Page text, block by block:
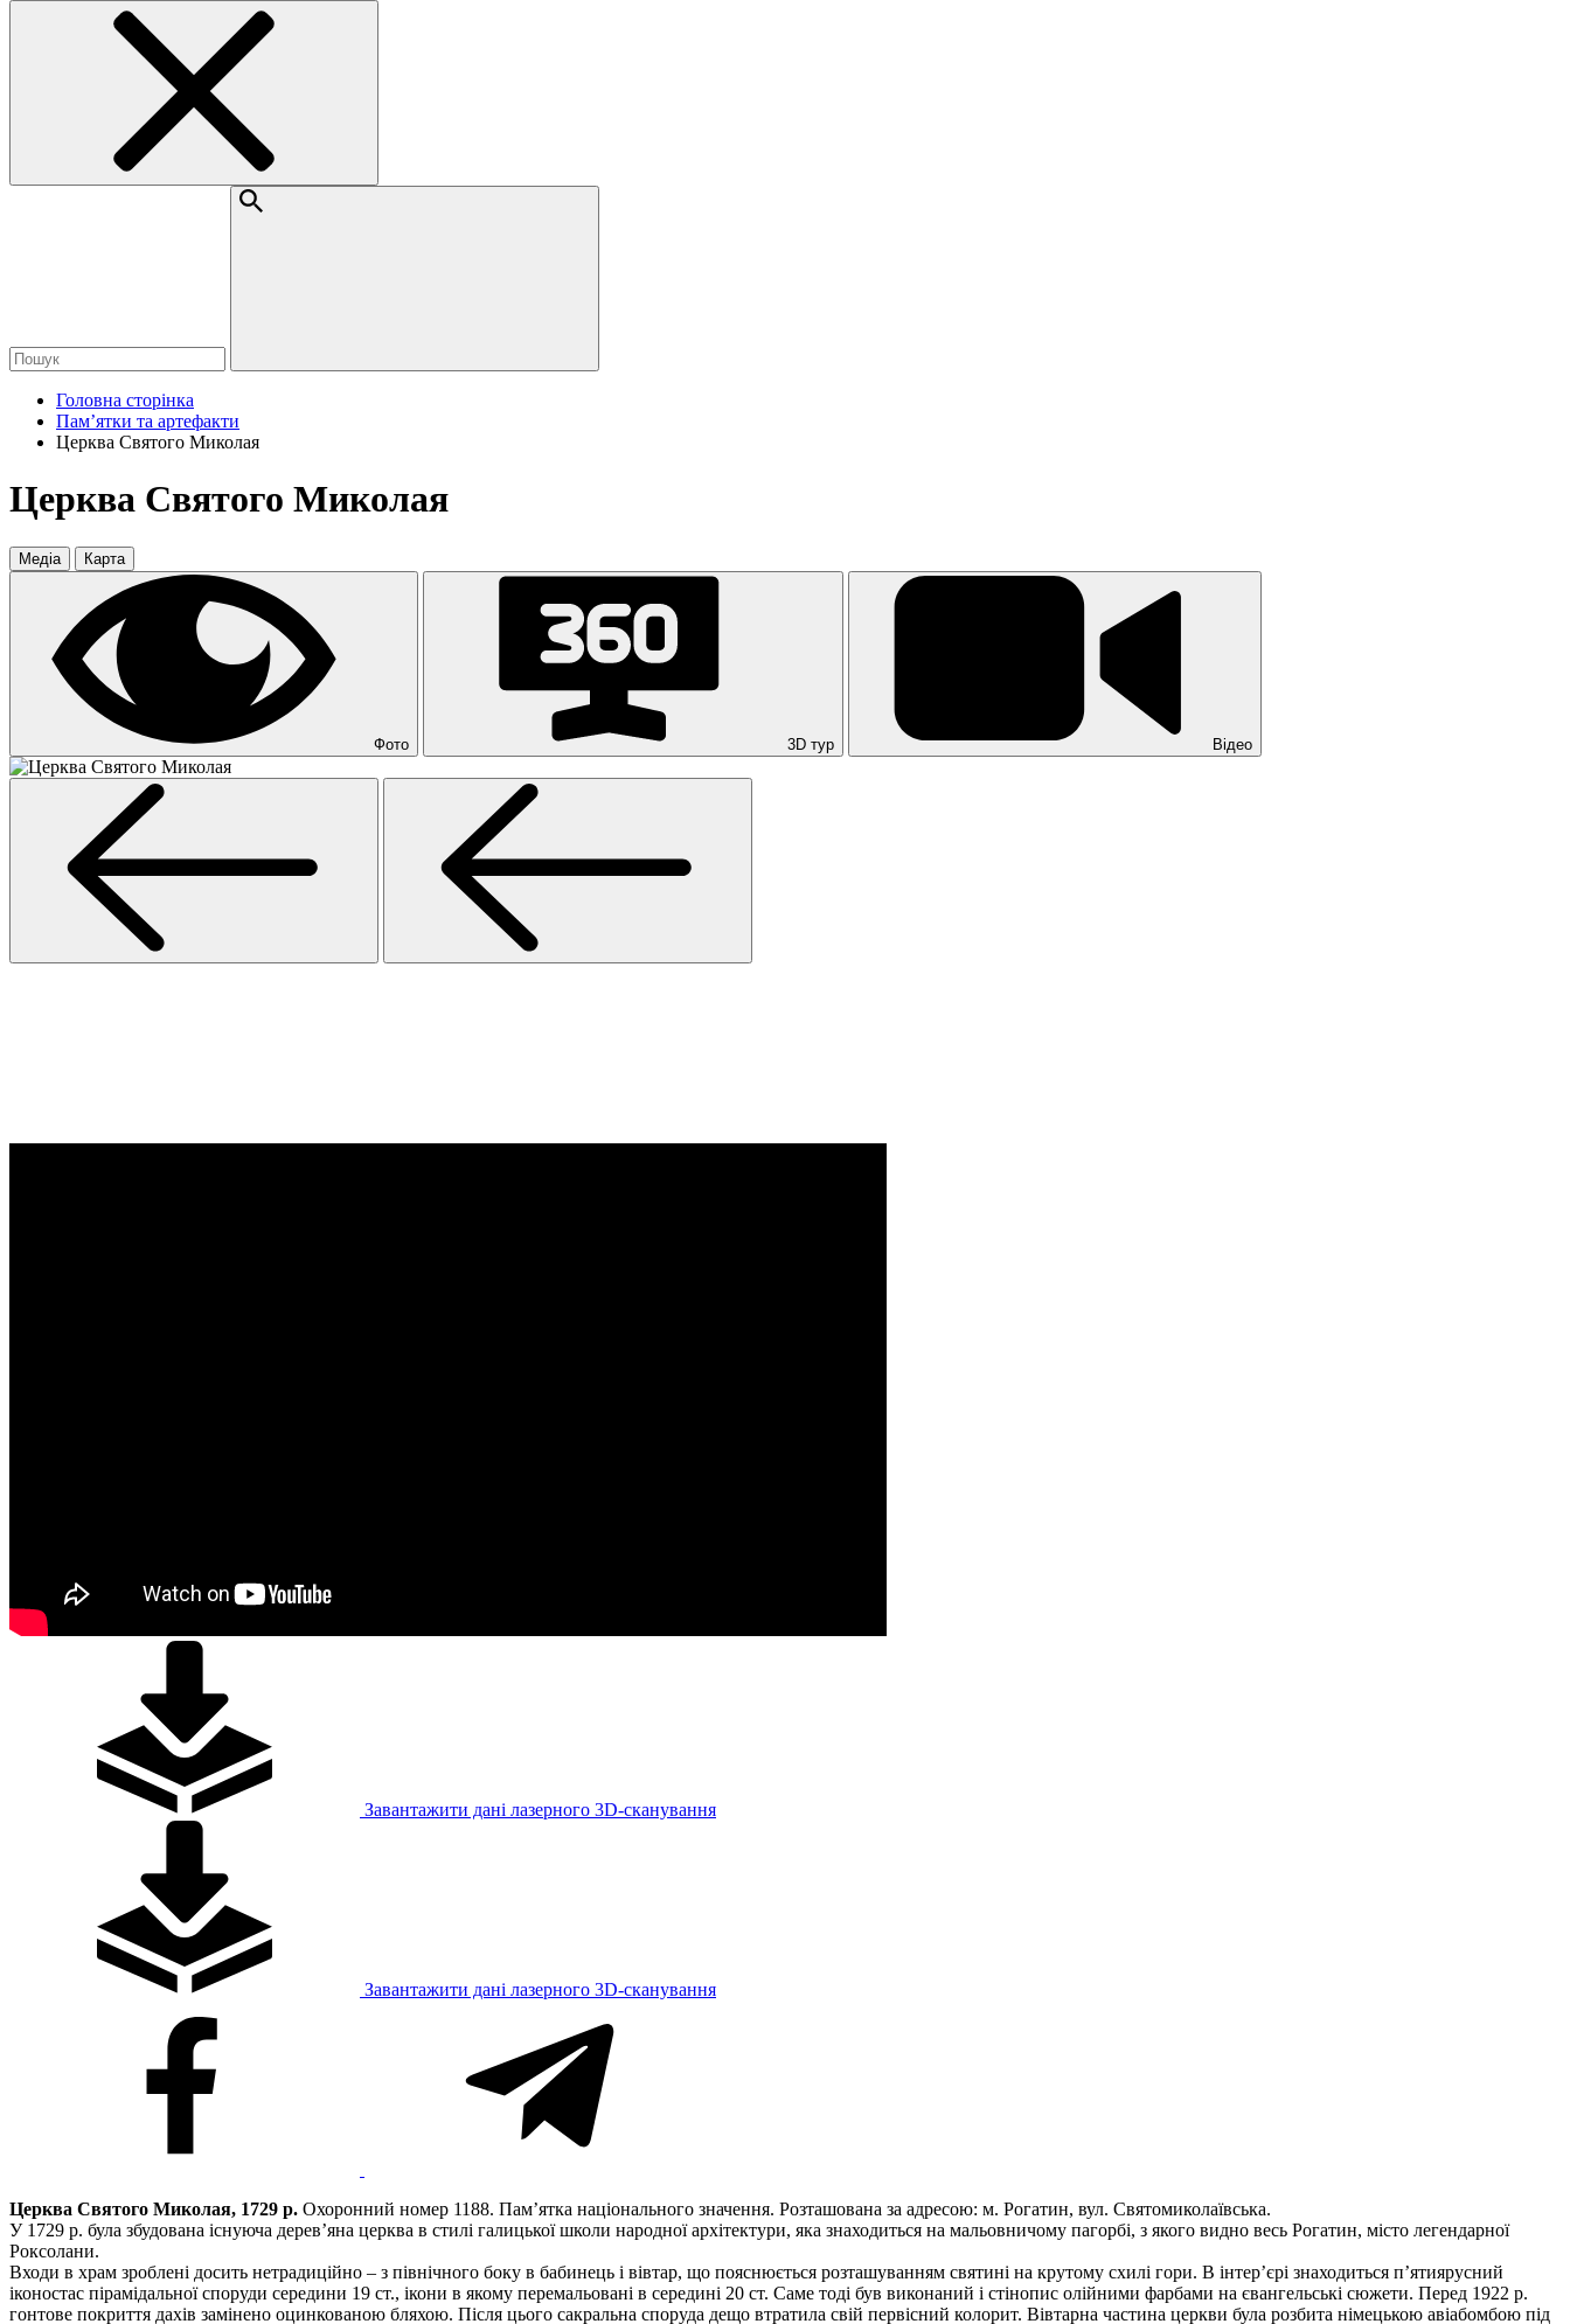
Головна сторінка
Пам’ятки та артефакти
Церква Святого Миколая
Церква Святого Миколая
Медіа Карта
Фото 3D тур Відео
Завантажити дані лазерного 3D-сканування
Завантажити дані лазерного 3D-сканування
Церква Святого Миколая, 1729 р. Охоронний номер 1188. Пам’ятка національного значення. Розташована за адресою: м. Рогатин, вул. Святомиколаївська.
У 1729 р. була збудована існуюча дерев’яна церква в стилі галицької школи народної архітектури, яка знаходиться на мальовничому пагорбі, з якого видно весь Рогатин, місто легендарної
Роксолани.
Входи в храм зроблені досить нетрадиційно – з північного боку в бабинець і вівтар, що пояснюється розташуванням святині на крутому схилі гори. В інтер’єрі знаходиться п’ятиярусний
іконостас пірамідальної споруди середини 19 ст., ікони в якому перемальовані в середині 20 ст. Саме тоді був виконаний і стінопис олійними фарбами на євангельські сюжети. Перед 1922 р.
гонтове покриття дахів замінено оцинкованою бляхою. Після цього сакральна споруда дещо втратила свій первісний колорит. Вівтарна частина церкви була розбита німецькою авіабомбою під